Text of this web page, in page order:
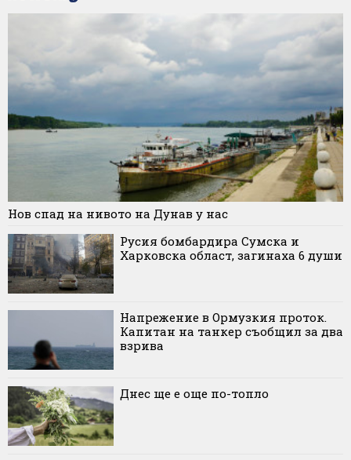
Нов спад на нивото на Дунав у нас
Русия бомбардира Сумска и
Харковска област, загинаха 6 души
Напрежение в Ормузкия проток.
Капитан на танкер съобщил за два
взрива
Днес ще е още по-топло